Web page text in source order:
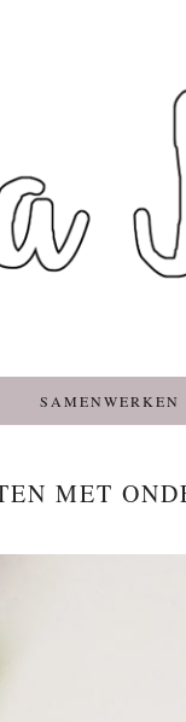
SAMENWERKEN
MET